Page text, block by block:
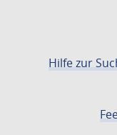
Hilfe zur